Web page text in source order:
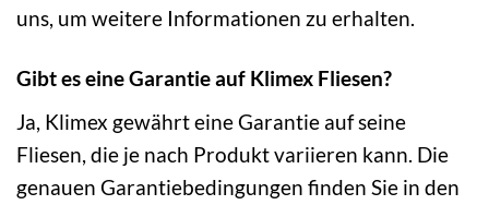
uns, um weitere Informationen zu erhalten.
Gibt es eine Garantie auf Klimex Fliesen?
Ja, Klimex gewährt eine Garantie auf seine
Fliesen, die je nach Produkt variieren kann. Die
genauen Garantiebedingungen finden Sie in den